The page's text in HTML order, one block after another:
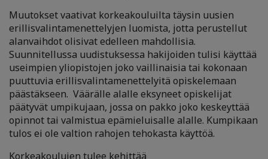
Muutokset vaativat korkeakouluilta täysin uusien
erillisvalintamenettelyjen luomista, jotta perustellut
alanvaihdot olisivat edelleen mahdollisia.
Suunnitellussa uudistuksessa hakijoiden tulisi käyttää
useimpien yliopistojen joko vaillinaisia tai kokonaan
puuttuvia erillisvalintamenettelyitä opiskelemaan
päästäkseen. Väärälle alalle eksyneet opiskelijat
päätyvät umpikujaan, jossa on pakko joko keskeyttää
opinnot tai valmistua epämieluisalle alalle. Kumpikaan
tulos ei ole valtion rahojen tehokasta käyttöä.
Korkeakoulujen tulee kehittää